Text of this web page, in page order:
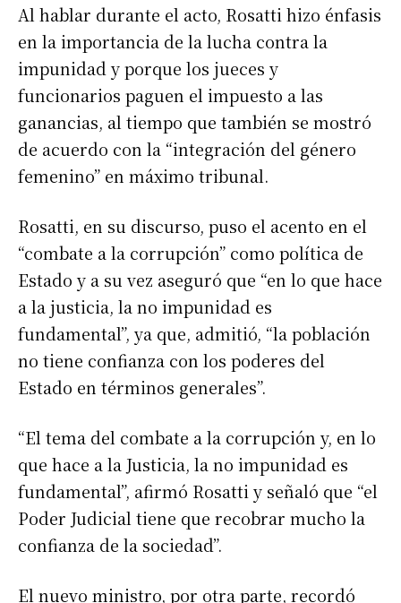
Al hablar durante el acto, Rosatti hizo énfasis
en la importancia de la lucha contra la
impunidad y porque los jueces y
funcionarios paguen el impuesto a las
ganancias, al tiempo que también se mostró
de acuerdo con la “integración del género
femenino” en máximo tribunal.
Rosatti, en su discurso, puso el acento en el
“combate a la corrupción” como política de
Estado y a su vez aseguró que “en lo que hace
a la justicia, la no impunidad es
fundamental”, ya que, admitió, “la población
no tiene confianza con los poderes del
Estado en términos generales”.
“El tema del combate a la corrupción y, en lo
que hace a la Justicia, la no impunidad es
fundamental”, afirmó Rosatti y señaló que “el
Poder Judicial tiene que recobrar mucho la
confianza de la sociedad”.
El nuevo ministro, por otra parte, recordó